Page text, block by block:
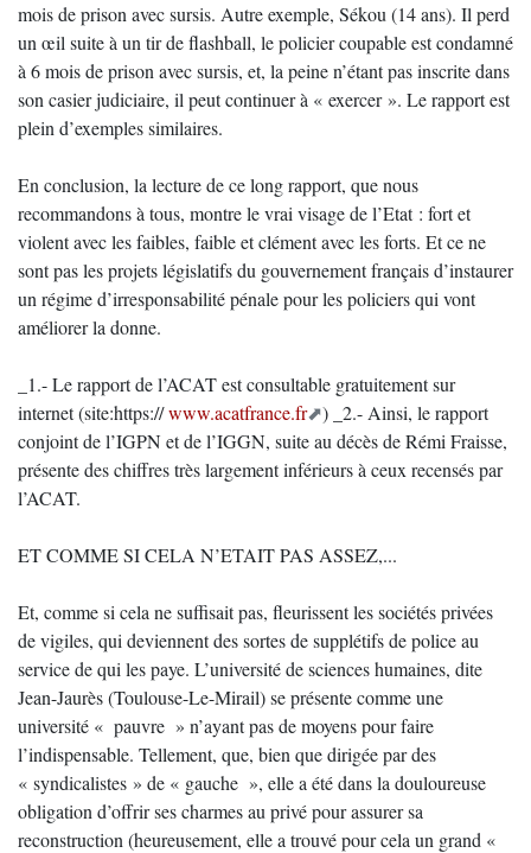
mois de prison avec sursis. Autre exemple, Sékou (14 ans). Il perd
un œil suite à un tir de flashball, le policier coupable est condamné
à 6 mois de prison avec sursis, et, la peine n’étant pas inscrite dans
son casier judiciaire, il peut continuer à « exercer ». Le rapport est
plein d’exemples similaires.
En conclusion, la lecture de ce long rapport, que nous
recommandons à tous, montre le vrai visage de l’Etat : fort et
violent avec les faibles, faible et clément avec les forts. Et ce ne
sont pas les projets législatifs du gouvernement français d’instaurer
un régime d’irresponsabilité pénale pour les policiers qui vont
améliorer la donne.
_1.- Le rapport de l’ACAT est consultable gratuitement sur
internet (site:https://www.acatfrance.fr
) _2.- Ainsi, le rapport
conjoint de l’IGPN et de l’IGGN, suite au décès de Rémi Fraisse,
présente des chiffres très largement inférieurs à ceux recensés par
l’ACAT.
ET COMME SI CELA N’ETAIT PAS ASSEZ,...
Et, comme si cela ne suffisait pas, fleurissent les sociétés privées
de vigiles, qui deviennent des sortes de supplétifs de police au
service de qui les paye. L’université de sciences humaines, dite
Jean-Jaurès (Toulouse-Le-Mirail) se présente comme une
université « pauvre » n’ayant pas de moyens pour faire
l’indispensable. Tellement, que, bien que dirigée par des
« syndicalistes » de « gauche », elle a été dans la douloureuse
obligation d’offrir ses charmes au privé pour assurer sa
reconstruction (heureusement, elle a trouvé pour cela un grand «